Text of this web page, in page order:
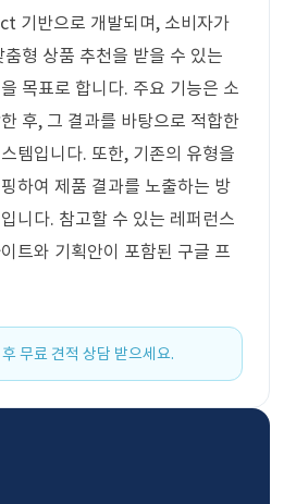
기반으로 개발되며, 소비자가
형 상품 추천을 받을 수 있는
목표로 합니다. 주요 기능은 소
후, 그 결과를 바탕으로 적합한
템입니다. 또한, 기존의 유형을
하여 제품 결과를 노출하는 방
니다. 참고할 수 있는 레퍼런스
트와 기획안이 포함된 구글 프
무료 견적 상담 받으세요.